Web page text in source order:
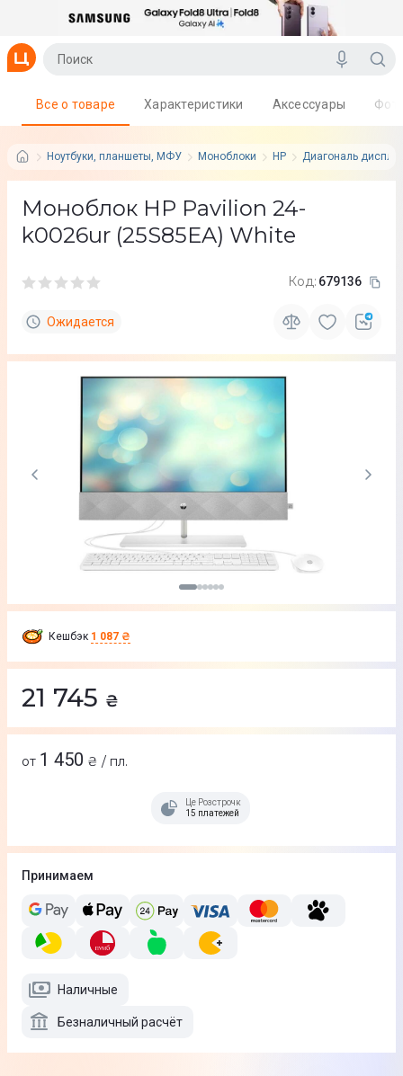
Ноутбуки, планшеты, МФУ Моноблоки HP Диагональ
Все о товаре Характеристики Аксессуары
Моноблок HP Pavilion 24-
k0026ur (25S85EA) White
Код: 679136
Ожидается
Кешбэк 1 087 ₴
21 745 ₴
от 1 450 ₴ / пл.
Це Розстрочка
15 платежей
Принимаем
Наличные
Безналичный расчёт